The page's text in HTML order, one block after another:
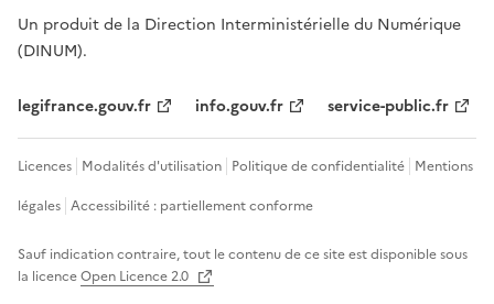
Un produit de la Direction Interministérielle du Numérique
(DINUM).
legifrance.gouv.fr info.gouv.fr service-public.fr
Licences Modalités d'utilisation Politique de confidentialité Mentions
légales Accessibilité : partiellement conforme
Sauf indication contraire, tout le contenu de ce site est disponible sous
la licenceOpen Licence 2.0